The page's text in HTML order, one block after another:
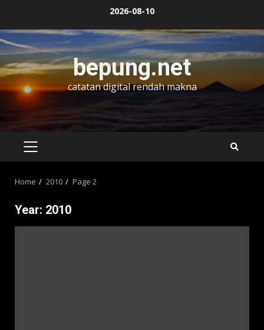
content
2026-08-10
bepung.net
catatan digital rendah makna
PRIMARY
Home 2010 Page 2
Year: 2010